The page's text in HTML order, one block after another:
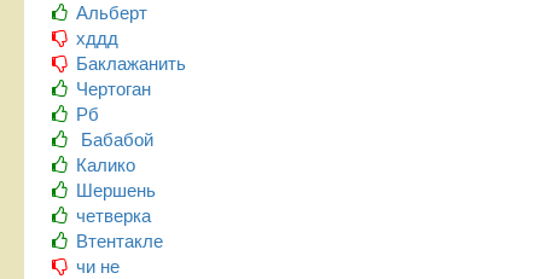
Альберт
хддд
Баклажанить
Чертоган
Рб
Бабабой
Калико
Шершень
четверка
Втентакле
чи не